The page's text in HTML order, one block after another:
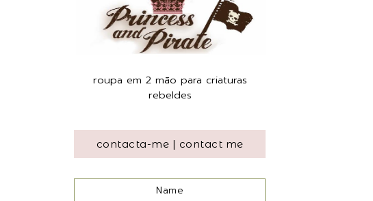
roupa em 2 mão para criaturas
rebeldes
contacta-me | contact me